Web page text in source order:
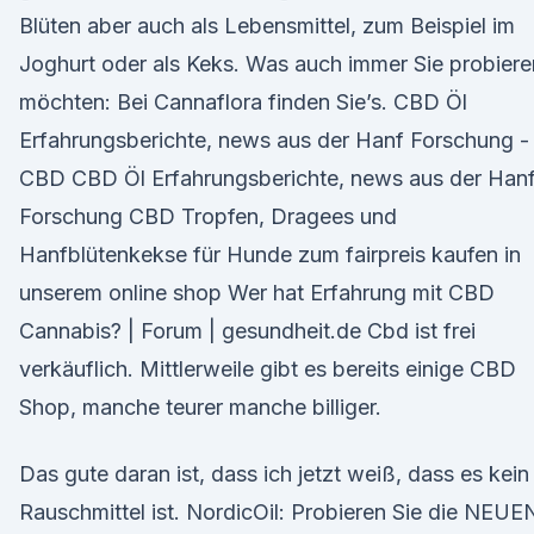
Blüten aber auch als Lebensmittel, zum Beispiel im
Joghurt oder als Keks. Was auch immer Sie
möchten: Bei Cannaflora finden Sie’s. CBD Öl
Erfahrungsberichte, news aus der Hanf Forschung -
CBD CBD Öl Erfahrungsberichte, news aus der
Forschung CBD Tropfen, Dragees und
Hanfblütenkekse für Hunde zum fairpreis kaufen in
unserem online shop Wer hat Erfahrung mit CBD
Cannabis? | Forum | gesundheit.de Cbd ist frei
verkäuflich. Mittlerweile gibt es bereits einige CBD
Shop, manche teurer manche billiger.
Das gute daran ist, dass ich jetzt weiß, dass es kein
Rauschmittel ist. NordicOil: Probieren Sie die